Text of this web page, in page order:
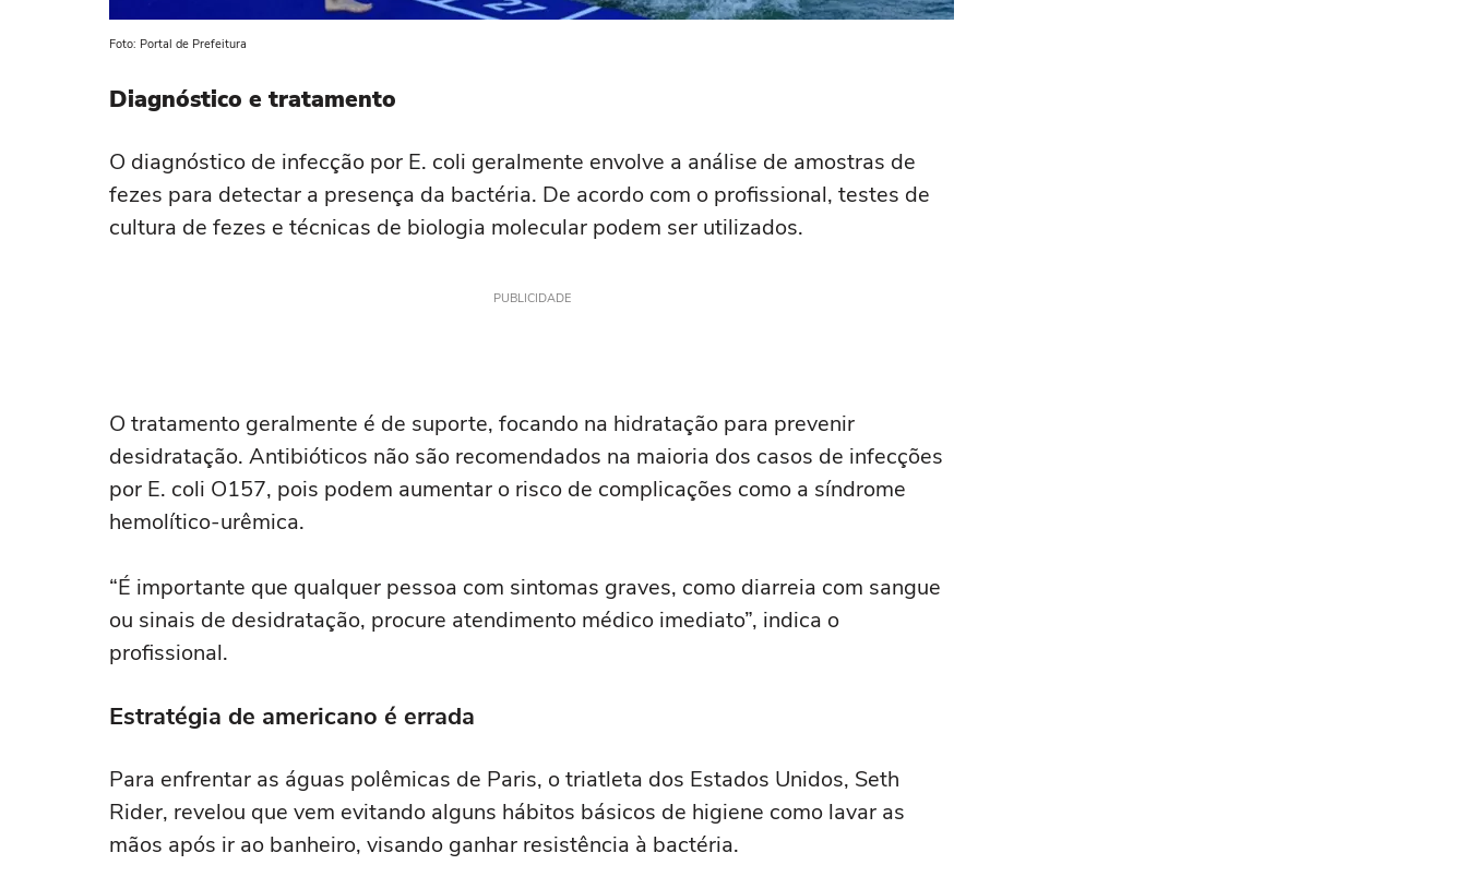
Foto: Portal de Prefeitura
Diagnóstico e tratamento
O diagnóstico de infecção por E. coli geralmente envolve a análise de amostras de
fezes para detectar a presença da bactéria. De acordo com o profissional, testes de
cultura de fezes e técnicas de biologia molecular podem ser utilizados.
PUBLICIDADE
O tratamento geralmente é de suporte, focando na hidratação para prevenir
desidratação. Antibióticos não são recomendados na maioria dos casos de infecções
por E. coli O157, pois podem aumentar o risco de complicações como a síndrome
hemolítico-urêmica.
“É importante que qualquer pessoa com sintomas graves, como diarreia com sangue
ou sinais de desidratação, procure atendimento médico imediato”, indica o
profissional.
Estratégia de americano é errada
Para enfrentar as águas polêmicas de Paris, o triatleta dos Estados Unidos, Seth
Rider, revelou que vem evitando alguns hábitos básicos de higiene como lavar as
mãos após ir ao banheiro, visando ganhar resistência à bactéria.